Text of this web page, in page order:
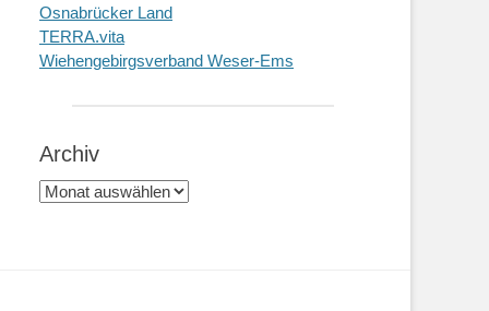
Osnabrücker Land
TERRA.vita
Wiehengebirgsverband Weser-Ems
Archiv
Archiv